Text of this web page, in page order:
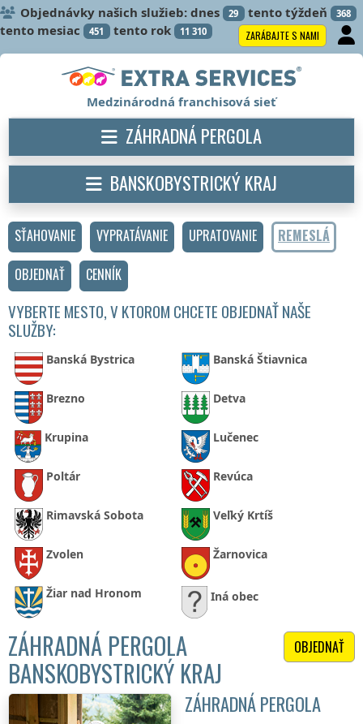
Objednávky našich služieb: dnes 29 tento týždeň 368
tento mesiac 451 tento rok 11 310 ZARÁBAJTE S NAMI
SŤAHOVANIE VYPRATÁVANIE UPRATOVANIE
REMESLÁ
OBJEDNAŤ
CENNÍK
VYBERTE MESTO, V KTOROM CHCETE OBJEDNAŤ NAŠE
SLUŽBY:
Banská Bystrica Banská Štiavnica
Brezno Detva
Krupina Lučenec
Poltár Revúca
Rimavská Sobota Veľký Krtíš
Zvolen Žarnovica
Žiar nad Hronom Iná obec
OBJEDNAŤ
ZÁHRADNÁ PERGOLA
BANSKOBYSTRICKÝ KRAJ
ZÁHRADNÁ PERGOLA
Medzinárodná franchisová sieť
ZÁHRADNÁ PERGOLA
BANSKOBYSTRICKÝ KRAJ